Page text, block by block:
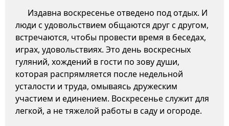
Издавна воскресенье отведено под отдых. И
люди с удовольствием общаются друг с другом,
встречаются, чтобы провести время в беседах,
играх, удовольствиях. Это день воскресных
гуляний, хождений в гости по зову души,
которая распрямляется после недельной
усталости и труда, омываясь дружеским
участием и единением. Воскресенье служит для
легкой, а не тяжелой работы в саду и огороде.